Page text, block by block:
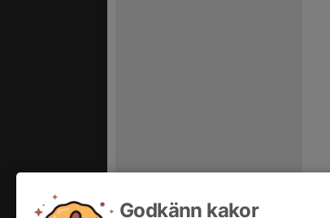
Godkänn kakor